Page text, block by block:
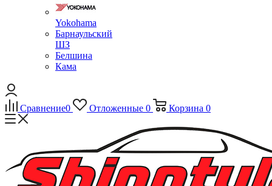
Yokohama
Барнаульский
ШЗ
Белшина
Кама
Сравнение0 Отложенные 0 Корзина 0